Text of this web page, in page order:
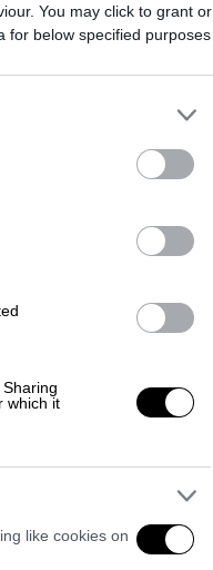
You may click to grant or
for below specified purposes
which it
like cookies on
του,
μήνες